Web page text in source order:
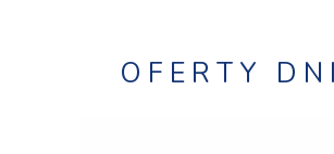
OFERTY